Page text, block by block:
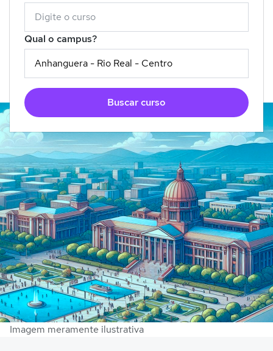
Qual o campus?
Buscar curso
Imagem meramente ilustrativa